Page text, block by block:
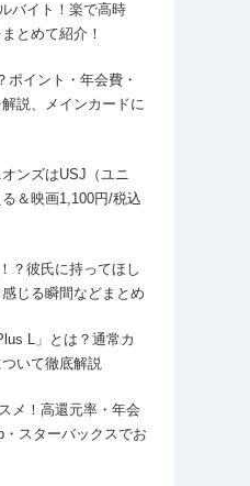
バイト！楽で高時
とめて紹介！
ポイント・年会費・
説、メインカードに
ンズはUSJ（ユニ
＆映画1,100円/税込
？彼氏に持ってほし
じる瞬間などまとめ
L」とは？通常カ
いて徹底解説
メ！高還元率・年会
スターバックスでお